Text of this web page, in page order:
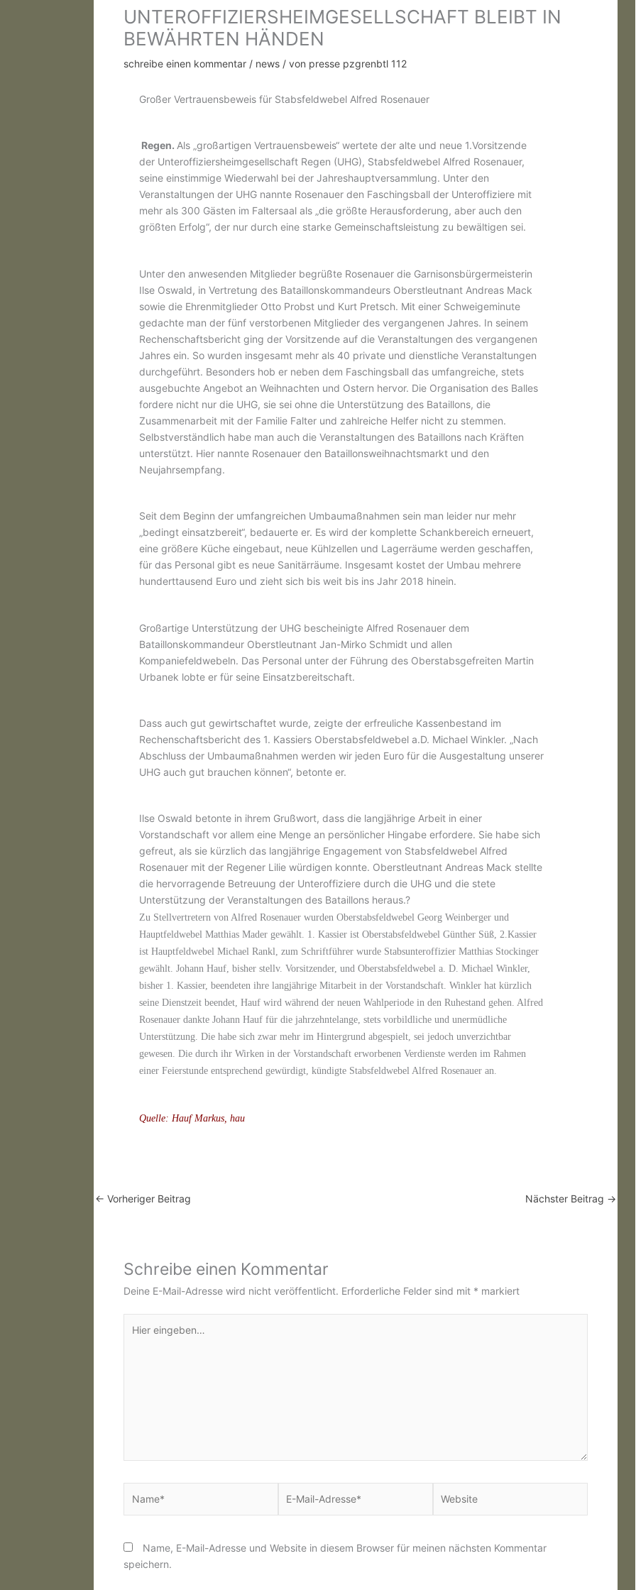
UNTEROFFIZIERSHEIMGESELLSCHAFT BLEIBT IN
BEWÄHRTEN HÄNDEN
schreibe einen kommentar / news / von presse pzgrenbtl 112
Großer Vertrauensbeweis für Stabsfeldwebel Alfred Rosenauer
Regen. Als „großartigen Vertrauensbeweis“ wertete der alte und neue 1.Vorsitzende
der Unteroffiziersheimgesellschaft Regen (UHG), Stabsfeldwebel Alfred Rosenauer,
seine einstimmige Wiederwahl bei der Jahreshauptversammlung. Unter den
Veranstaltungen der UHG nannte Rosenauer den Faschingsball der Unteroffiziere mit
mehr als 300 Gästen im Faltersaal als „die größte Herausforderung, aber auch den
größten Erfolg“, der nur durch eine starke Gemeinschaftsleistung zu bewältigen sei.
Unter den anwesenden Mitglieder begrüßte Rosenauer die Garnisonsbürgermeisterin
Ilse Oswald, in Vertretung des Bataillonskommandeurs Oberstleutnant Andreas Mack
sowie die Ehrenmitglieder Otto Probst und Kurt Pretsch. Mit einer Schweigeminute
gedachte man der fünf verstorbenen Mitglieder des vergangenen Jahres. In seinem
Rechenschaftsbericht ging der Vorsitzende auf die Veranstaltungen des vergangenen
Jahres ein. So wurden insgesamt mehr als 40 private und dienstliche Veranstaltungen
durchgeführt. Besonders hob er neben dem Faschingsball das umfangreiche, stets
ausgebuchte Angebot an Weihnachten und Ostern hervor. Die Organisation des Balles
fordere nicht nur die UHG, sie sei ohne die Unterstützung des Bataillons, die
Zusammenarbeit mit der Familie Falter und zahlreiche Helfer nicht zu stemmen.
Selbstverständlich habe man auch die Veranstaltungen des Bataillons nach Kräften
unterstützt. Hier nannte Rosenauer den Bataillonsweihnachtsmarkt und den
Neujahrsempfang.
Seit dem Beginn der umfangreichen Umbaumaßnahmen sein man leider nur mehr
„bedingt einsatzbereit“, bedauerte er. Es wird der komplette Schankbereich erneuert,
eine größere Küche eingebaut, neue Kühlzellen und Lagerräume werden geschaffen,
für das Personal gibt es neue Sanitärräume. Insgesamt kostet der Umbau mehrere
hunderttausend Euro und zieht sich bis weit bis ins Jahr 2018 hinein.
Großartige Unterstützung der UHG bescheinigte Alfred Rosenauer dem
Bataillonskommandeur Oberstleutnant Jan-Mirko Schmidt und allen
Kompaniefeldwebeln. Das Personal unter der Führung des Oberstabsgefreiten Martin
Urbanek lobte er für seine Einsatzbereitschaft.
Dass auch gut gewirtschaftet wurde, zeigte der erfreuliche Kassenbestand im
Rechenschaftsbericht des 1. Kassiers Oberstabsfeldwebel a.D. Michael Winkler. „Nach
Abschluss der Umbaumaßnahmen werden wir jeden Euro für die Ausgestaltung unserer
UHG auch gut brauchen können“, betonte er.
Ilse Oswald betonte in ihrem Grußwort, dass die langjährige Arbeit in einer
Vorstandschaft vor allem eine Menge an persönlicher Hingabe erfordere. Sie habe sich
gefreut, als sie kürzlich das langjährige Engagement von Stabsfeldwebel Alfred
Rosenauer mit der Regener Lilie würdigen konnte. Oberstleutnant Andreas Mack stellte
die hervorragende Betreuung der Unteroffiziere durch die UHG und die stete
Unterstützung der Veranstaltungen des Bataillons heraus.?
Zu Stellvertretern von Alfred Rosenauer wurden Oberstabsfeldwebel Georg Weinberger und
Hauptfeldwebel Matthias Mader gewählt. 1. Kassier ist Oberstabsfeldwebel Günther Süß, 2.Kassier
ist Hauptfeldwebel Michael Rankl, zum Schriftführer wurde Stabsunteroffizier Matthias Stockinger
gewählt. Johann Hauf, bisher stellv. Vorsitzender, und Oberstabsfeldwebel a. D. Michael Winkler,
bisher 1. Kassier, beendeten ihre langjährige Mitarbeit in der Vorstandschaft. Winkler hat kürzlich
seine Dienstzeit beendet, Hauf wird während der neuen Wahlperiode in den Ruhestand gehen. Alfred
Rosenauer dankte Johann Hauf für die jahrzehntelange, stets vorbildliche und unermüdliche
Unterstützung. Die habe sich zwar mehr im Hintergrund abgespielt, sei jedoch unverzichtbar
gewesen. Die durch ihr Wirken in der Vorstandschaft erworbenen Verdienste werden im Rahmen
einer Feierstunde entsprechend gewürdigt, kündigte Stabsfeldwebel Alfred Rosenauer an.
Quelle: Hauf Markus, hau
← Vorheriger Beitrag Nächster Beitrag →
Schreibe einen Kommentar
Deine E-Mail-Adresse wird nicht veröffentlicht. Erforderliche Felder sind mit * markiert
eingeben…
Mail-
Name, E-Mail-Adresse und Website in diesem Browser für meinen nächsten Kommentar
speichern.